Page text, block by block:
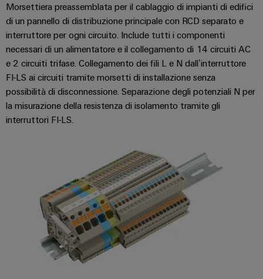
Morsettiera preassemblata per il cablaggio di impianti di edifici
di un pannello di distribuzione principale con RCD separato e
interruttore per ogni circuito. Include tutti i componenti
necessari di un alimentatore e il collegamento di 14 circuiti AC
e 2 circuiti trifase. Collegamento dei fili L e N dall’interruttore
FI-LS ai circuiti tramite morsetti di installazione senza
possibilità di disconnessione. Separazione degli potenziali N per
la misurazione della resistenza di isolamento tramite gli
interruttori FI-LS.